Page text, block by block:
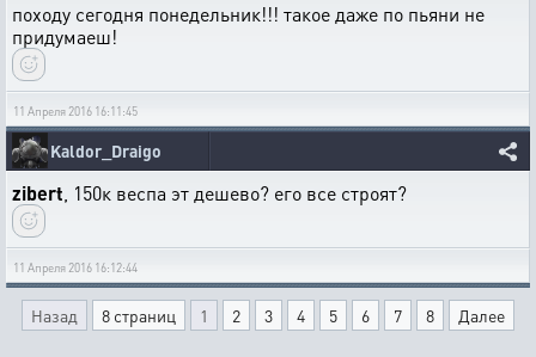
походу сегодня понедельник!!! такое даже по пьяни не
придумаеш!
11 Апреля 2016 16:11:45
Kaldor_Draigo
zibert , 150к веспа эт дешево? его все строят?
11 Апреля 2016 16:12:44
Назад 8 страниц 1 2 3 4 5 6 7 8 Далее